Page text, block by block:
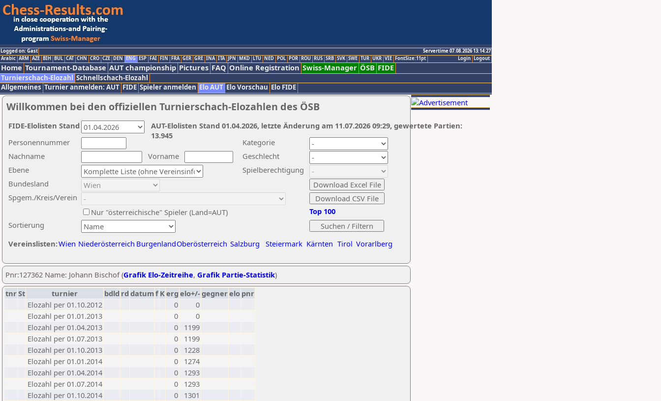
Logged on: Gast
Servertime 07.08.2026 13:14:27
Logout
Login
Arabic ARM AZE BIH BUL CAT CHN CRO CZE DEN ENG ESP FAI FIN FRA GER GRE INA ITA JPN MKD LTU NED POL POR ROU RUS SRB SVK SWE TUR UKR VIE FontSize:11pt
Home Tournament-Database AUT championship Pictures FAQ Online Registration Swiss-Manager ÖSB FIDE
Turnierschach-Elozahl Schnellschach-Elozahl
Allgemeines Turnier anmelden: AUT FIDE Spieler anmelden Elo AUT Elo Vorschau Elo FIDE
Willkommen bei den offiziellen Turnierschach-Elozahlen des ÖSB
Nachname
Vorname
Ebene
Kategorie
Sortierung
Personennummer
Bundesland
Spgem./Kreis/Verein
Geschlecht
Nur "österreichische" Spieler (Land=AUT)
Spielberechtigung
Vereinslisten:Wien Niederösterreich BurgenlandOberösterreich Salzburg Steiermark Kärnten Tirol Vorarlberg
Top 100
AUT-Elolisten Stand 01.04.2026, letzte Änderung am 11.07.2026 09:29, gewertete Partien:
13.945
FIDE-Elolisten Stand
Pnr:127362 Name: Johann Bischof (Grafik Elo-Zeitreihe, Grafik Partie-Statistik)
tnrSt turnier bdld rd datumf Kerg elo+/-gegnerelo pnr
Elozahl per 01.10.2012
0
0
Elozahl per 01.01.2013
0
0
Elozahl per 01.04.2013
0
1199
Elozahl per 01.07.2013
0
1199
Elozahl per 01.10.2013
0
1228
Elozahl per 01.01.2014
0
1274
Elozahl per 01.04.2014
0
1293
Elozahl per 01.07.2014
0
1293
Elozahl per 01.10.2014
0
1301